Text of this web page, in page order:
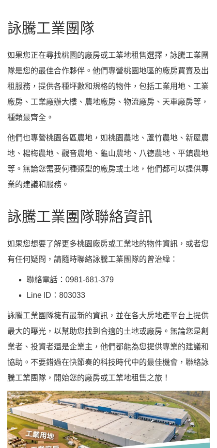
詠騰工業團隊
如果您正在尋找桃園的廠房或工業地租售選擇，詠騰工業團
隊是您的最佳合作夥伴。他們專營桃園地區的廠房買賣及出
租服務，提供各種坪數和規格的物件，包括工業用地、工業
廠房、工業廠辦大樓、農地廠房、物流廠房、天車廠房等，
種類最齊全。
他們也專營桃園各區農地，如桃園農地、蘆竹農地、新屋農
地、楊梅農地、觀音農地、龜山農地、八德農地、平鎮農地
等。無論您需要何種類型的廠房或土地，他們都可以提供專
業的建議和服務。
詠騰工業團隊聯絡資訊
如果您想要了解更多桃園廠房或工業地的物件資訊，或者您
有任何疑問，請隨時聯絡詠騰工業團隊的曾治緯：
聯絡電話：0981-681-379
Line ID：803033
詠騰工業團隊擁有最新的資訊，並在各大房地產平台上提供
最大的曝光，以幫助您找到合適的土地或廠房。無論您是創
業者、投資者還是企業主，他們都能為您提供專業的建議和
協助。不要錯過在快節奏的科技時代中的最佳機會，聯絡詠
騰工業團隊，開始您的廠房或工業地租售之旅！